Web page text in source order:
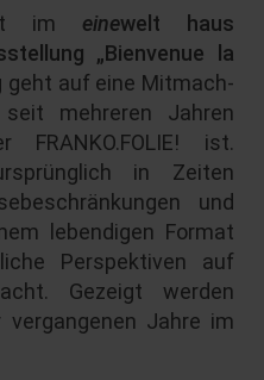
im einewelt haus
„Bienvenue la
geht auf eine Mitmach-
mehreren Jahren
ist.
in Zeiten
und
lebendigen Format
Perspektiven auf
Gezeigt werden
Jahre im